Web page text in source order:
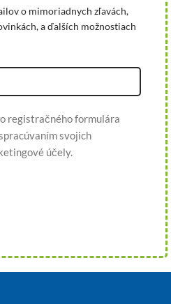
o mimoriadnych zľavách,
a ďalších možnostiach
registračného formulára
svojich
účely.